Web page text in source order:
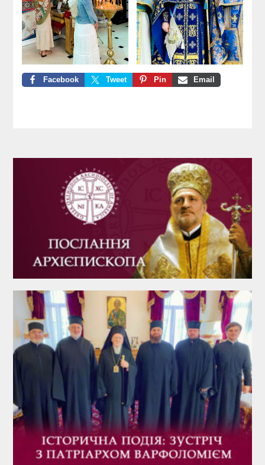
Facebook Tweet Pin Email